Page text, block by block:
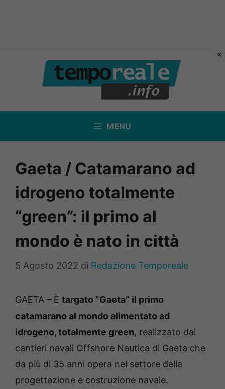
contenuto
MENU
Gaeta / Catamarano ad
idrogeno totalmente
“green”: il primo al
mondo è nato in città
5 Agosto 2022 di Redazione Temporeale
GAETA – È targato “Gaeta” il primo
catamarano al mondo alimentato ad
idrogeno, totalmente green, realizzato dai
cantieri navali Offshore Nautica di Gaeta che
da più di 35 anni opera nel settore della
progettazione e costruzione navale.